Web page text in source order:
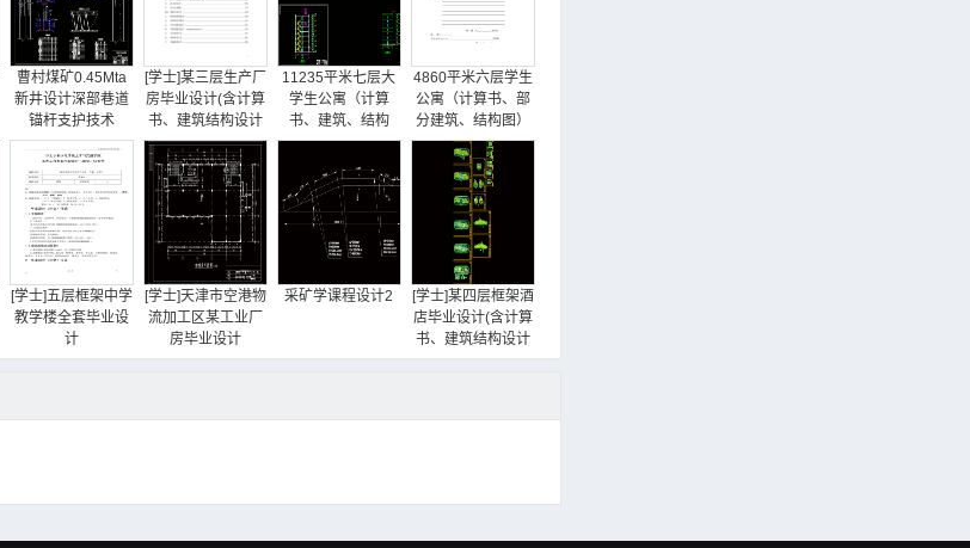
曹村煤矿0.45Mta
新井设计深部巷道
锚杆支护技术
[学士]某三层生产厂
房毕业设计(含计算
书、建筑结构设计
图)
11235平米七层大
学生公寓（计算
书、建筑、结构
图）
4860平米六层学生
公寓（计算书、部
分建筑、结构图）
[学士]五层框架中学
教学楼全套毕业设
计
[学士]天津市空港物
流加工区某工业厂
房毕业设计
采矿学课程设计2
[学士]某四层框架酒
店毕业设计(含计算
书、建筑结构设计
图)